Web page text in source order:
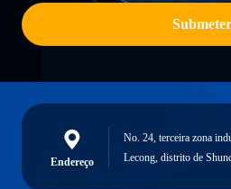
Submeter
Endereço
No. 24, terceira zona
Lecong, distrito de